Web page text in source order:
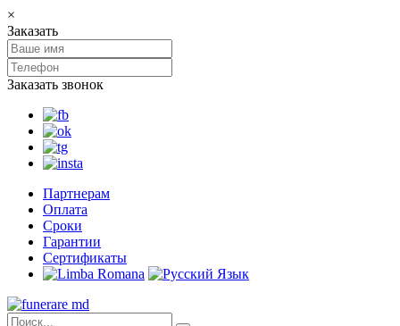
×
Заказать
Заказать звонок
Партнерам
Оплата
Сроки
Гарантии
Сертификаты